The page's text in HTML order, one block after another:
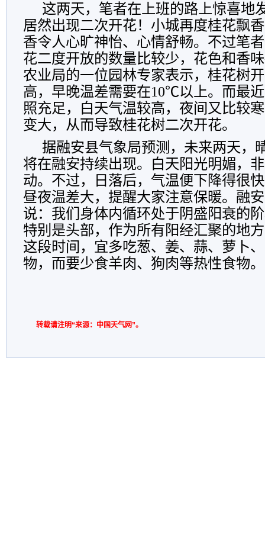
这两天，笔者在上班的路上惊喜地
居然出现二次开花！小城再度桂花飘
香令人心旷神怡、心情舒畅。不过笔
花二度开放的数量比较少，花色和香
农业局的一位园林专家表示，桂花树
高，早晚温差需要在10℃以上。而最
照充足，白天气温较高，夜间又比较
变大，从而导致桂花树二次开花。
据融安县气象局预测，未来两天，
将在融安持续出现。白天阳光明媚，
动。不过，日落后，气温便下降得很
昼夜温差大，提醒大家注意保暖。融
说：我们身体内循环处于阴盛阳衰的
特别是头部，作为所有阳经汇聚的地
这段时间，宜多吃葱、姜、蒜、萝卜
物，而要少食羊肉、狗肉等热性食物
转载请注明“来源：中国天气网”。